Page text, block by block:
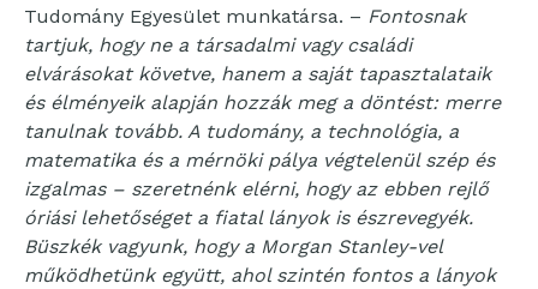
Tudomány Egyesület munkatársa. – Fontosnak
tartjuk, hogy ne a társadalmi vagy családi
elvárásokat követve, hanem a saját tapasztalataik
és élményeik alapján hozzák meg a döntést: merre
tanulnak tovább. A tudomány, a technológia, a
matematika és a mérnöki pálya végtelenül szép és
izgalmas – szeretnénk elérni, hogy az ebben rejlő
óriási lehetőséget a fiatal lányok is észrevegyék.
Büszkék vagyunk, hogy a Morgan Stanley-vel
működhetünk együtt, ahol szintén fontos a lányok